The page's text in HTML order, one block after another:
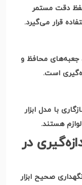
حفظ دقت مستمر
قرار می‌گیرد.
جعبه‌های محافظ و
است.
با مدل ابزار
هستند.
در
صحیح ابزار